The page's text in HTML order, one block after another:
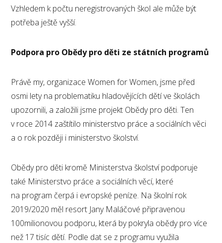
Vzhledem k počtu neregistrovaných škol ale může být
potřeba ještě vyšší.
Podpora pro Obědy pro děti ze státních programů
Právě my, organizace Women for Women, jsme před
osmi lety na problematiku hladovějících dětí ve školách
upozornili, a založili jsme projekt Obědy pro děti. Ten
v roce 2014 zaštítilo ministerstvo práce a sociálních věci
a o rok později i ministerstvo školství.
Obědy pro děti kromě Ministerstva školství podporuje
také Ministerstvo práce a sociálních věcí, které
na program čerpá i evropské peníze. Na školní rok
2019/2020 měl resort Jany Maláčové připravenou
100milionovou podporu, která by pokryla obědy pro více
než 17 tisíc dětí. Podle dat se z programu využila